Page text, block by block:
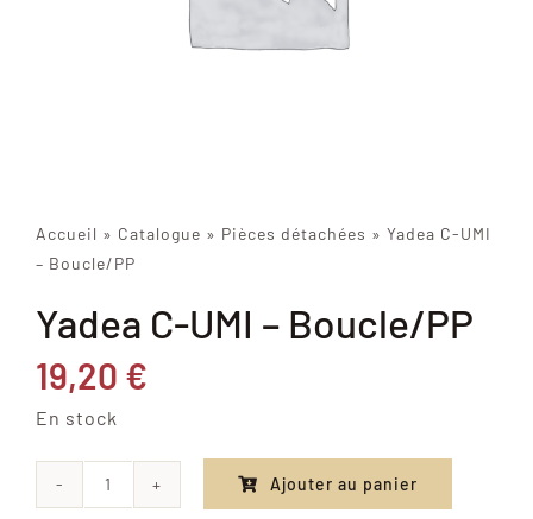
Accueil » Catalogue » Pièces détachées » Yadea C-UMI
– Boucle/PP
Yadea C-UMI – Boucle/PP
19,20 €
En stock
Ajouter au panier